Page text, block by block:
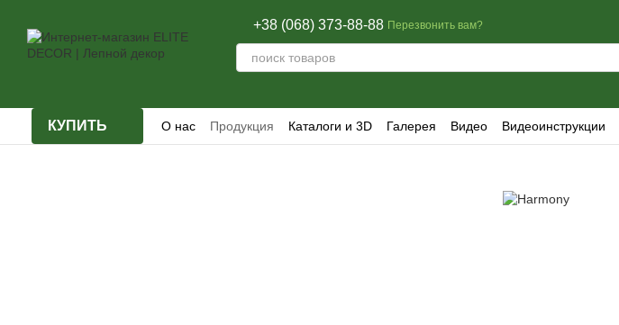
+38 (068) 373-88-88 Перезвонить вам?
КУПИТЬ О нас Продукция Каталоги и 3D Галерея Видео Видеоинструкции